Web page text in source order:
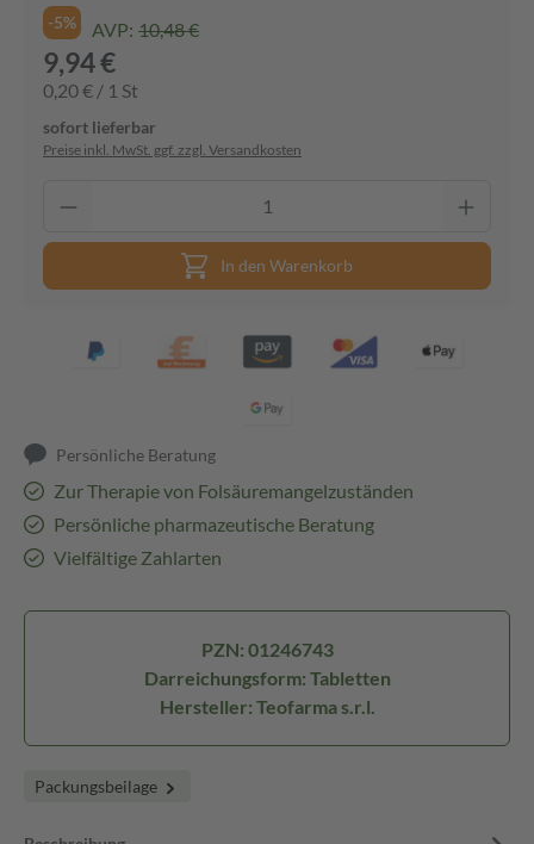
-5% AVP: 10,48 €
9,94 €
0,20 € / 1 St
sofort lieferbar
Preise inkl. MwSt. ggf. zzgl. Versandkosten
In den Warenkorb
Persönliche Beratung
Zur Therapie von Folsäuremangelzuständen
Persönliche pharmazeutische Beratung
Vielfältige Zahlarten
PZN: 01246743
Darreichungsform: Tabletten
Hersteller: Teofarma s.r.l.
Packungsbeilage